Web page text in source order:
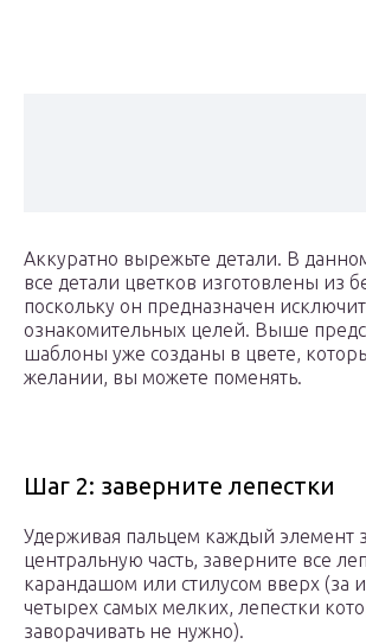
Аккуратно вырежьте детали. В
все детали цветков изготовлены из
поскольку он предназначен
ознакомительных целей. Выше
шаблоны уже созданы в цвете,
желании, вы можете поменять.
Шаг 2: заверните лепестки
Удерживая пальцем каждый элемент
центральную часть, заверните все
карандашом или стилусом вверх (за
четырех самых мелких, лепестки
заворачивать не нужно).